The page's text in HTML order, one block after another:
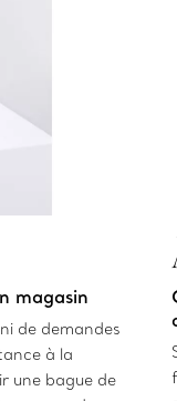
magasin
de demandes
à la
une bague de